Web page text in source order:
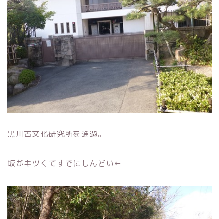
黒川古文化研究所を通過。
坂がキツくてすでにしんどい←